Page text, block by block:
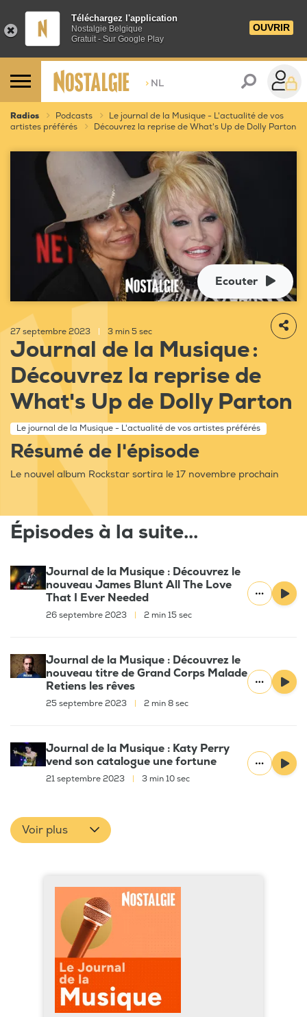
Téléchargez l'application
Nostalgie Belgique
Gratuit - Sur Google Play
OUVRIR
> NL
Radios Podcasts
Le journal de la Musique - L'actualité de vos
artistes préférés
Découvrez la reprise de What's Up de Dolly Parton
Ecouter
27 septembre 2023 3 min 5 sec
Journal de la Musique :
Découvrez la reprise de
What's Up de Dolly Parton
Le journal de la Musique - L'actualité de vos artistes préférés
Résumé de l'épisode
Le nouvel album Rockstar sortira le 17 novembre prochain
Épisodes à la suite...
Journal de la Musique : Découvrez le
nouveau James Blunt All The Love
That I Ever Needed
26 septembre 2023 2 min 15 sec
Journal de la Musique : Découvrez le
nouveau titre de Grand Corps Malade
Retiens les rêves
25 septembre 2023 2 min 8 sec
Journal de la Musique : Katy Perry
vend son catalogue une fortune
21 septembre 2023 3 min 10 sec
Voir plus